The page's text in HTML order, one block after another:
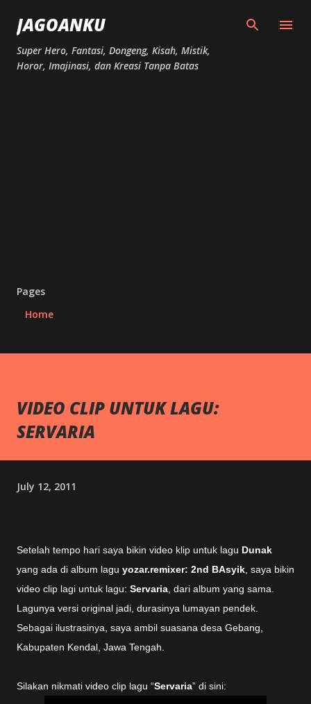
JAGOANKU
Super Hero, Fantasi, Dongeng, Kisah, Mistik,
Horor, Imajinasi, dan Kreasi Tanpa Batas
Pages
Home
VIDEO CLIP UNTUK LAGU:
SERVARIA
July 12, 2011
Setelah tempo hari saya bikin video klip untuk lagu Dunak
yang ada di album lagu yozar.remixer: 2nd BAsyik , saya bikin
video clip lagi untuk lagu: Servaria , dari album yang sama.
Lagunya versi original jadi, durasinya lumayan pendek.
Sebagai ilustrasinya, saya ambil suasana desa Gebang,
Kabupaten Kendal, Jawa Tengah.
Silakan nikmati video clip lagu “Servaria” di sini: